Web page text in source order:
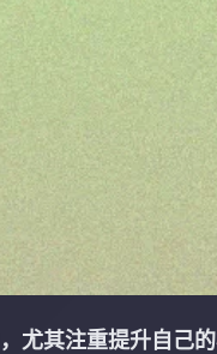
尤其注重提升自己